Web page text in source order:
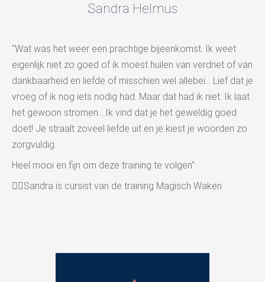
Sandra Helmus
"Wat was het weer een prachtige bijeenkomst. Ik weet
eigenlijk niet zo goed of ik moest huilen van verdriet of van
dankbaarheid en liefde of misschien wel allebei... Lief dat je
vroeg of ik nog iets nodig had. Maar dat had ik niet. Ik laat
het gewoon stromen....Ik vind dat je het geweldig goed
doet! Je straalt zoveel liefde uit en je kiest je woorden zo
zorgvuldig.
Heel mooi en fijn om deze training te volgen"
👉🏻Sandra is cursist van de training Magisch Waken